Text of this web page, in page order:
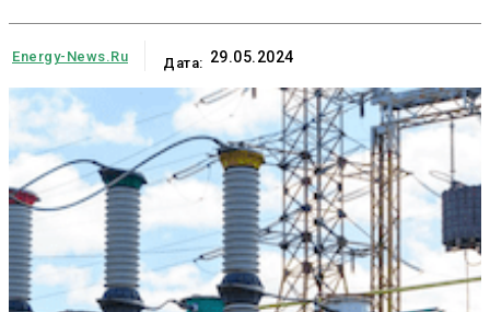
Energy-News.ru Дата: 29.05.2024